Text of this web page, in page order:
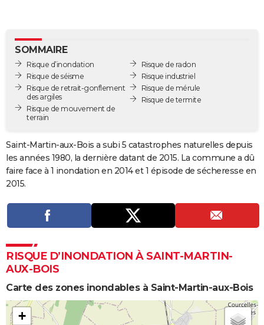
GUIDES D'ACHAT
BONS PLANS
CARTE DE VOEUX
Carte de Noël
Carte Bonne année
Carte Saint-Valentin
Carte Pâques
Carte d'anniversaire
DICTIONNAIRE
COPAINS D'AVANT
S'inscrire
Se connecter
Lycées
Collèges
Primaires
Universités
Entreprises
Service militaire
Avis de recherche
AVIS DE DÉCÈS
FORUM
Bricolage
Lifestyle
Culture
Sport
Auto
Television
Voyage
Cinema
SOMMAIRE
Risque d’inondation
Risque de séisme
Risque de retrait-gonflement
des argiles
Risque de mouvement de
terrain
Risque de radon
Risque industriel
Risque de mérule
Risque de termite
Saint-Martin-aux-Bois a subi 5 catastrophes naturelles depuis
les années 1980, la dernière datant de 2015. La commune a dû
faire face à 1 inondation en 2014 et 1 épisode de sécheresse en
2015.
RISQUE D’INONDATION À SAINT-MARTIN-
AUX-BOIS
Carte des zones inondables à Saint-Martin-aux-Bois
+